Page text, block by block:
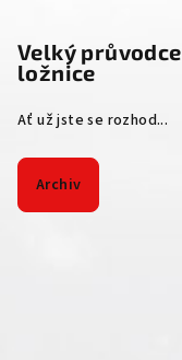
Velký
ložnice
Ať už jste se rozhod...
Archiv